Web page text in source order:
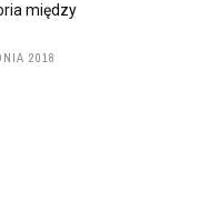
między
2018